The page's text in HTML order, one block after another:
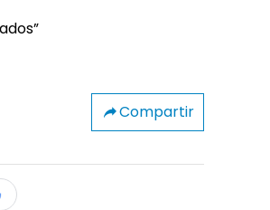
Compartir